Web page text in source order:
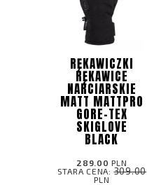
RĘKAWICZKI
RĘKAWICE
NARCIARSKIE
MATT MATTPRO
GORE-TEX
SKIGLOVE
BLACK
289.00 PLN
STARA CENA:309.00
PLN